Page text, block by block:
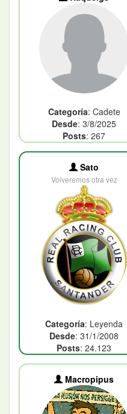
Categoría: Cadete
Desde: 3/8/2025
Posts: 267
Sato
Volveremos otra vez
Categoría: Leyenda
Desde: 31/1/2008
Posts: 24.123
Macropipus